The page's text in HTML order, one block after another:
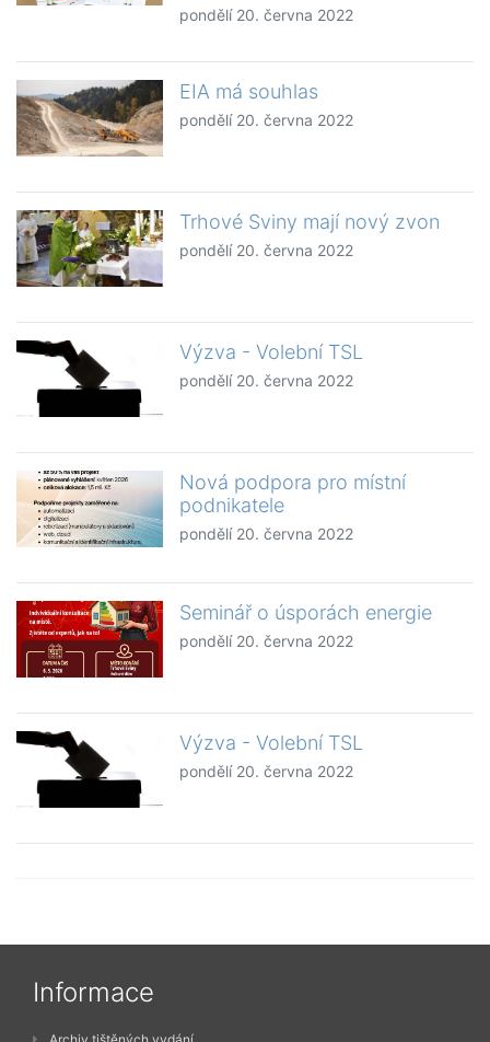
pondělí 20. června 2022
EIA má souhlas
pondělí 20. června 2022
Trhové Sviny mají nový zvon
pondělí 20. června 2022
Výzva - Volební TSL
pondělí 20. června 2022
Nová podpora pro místní
podnikatele
pondělí 20. června 2022
Seminář o úsporách energie
pondělí 20. června 2022
Výzva - Volební TSL
pondělí 20. června 2022
Informace